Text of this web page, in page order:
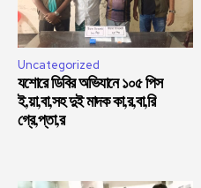
Uncategorized
যশোরে ডিবির অভিযানে ১০৫ পিস
ই,য়া,বা,সহ দুই মাদক কা,র,বা,রি
গ্রে,প্তা,র